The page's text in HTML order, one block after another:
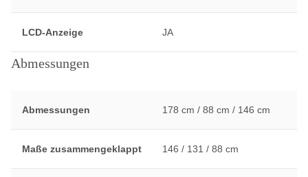
LCD-Anzeige JA
Abmessungen
Abmessungen 178 cm / 88 cm / 146 cm
Maße zusammengeklappt 146 / 131 / 88 cm